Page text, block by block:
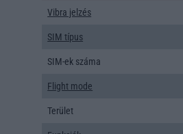
Vibra jelzés
SIM típus
SIM-ek száma
Flight mode
Terület